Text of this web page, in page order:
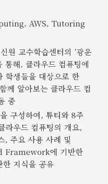
AWS, Tutoring
원 교수학습센터의 ‘광운
통해, 클라우드 컴퓨팅에
학생들을 대상으로 한
께 알아보는 클라우드 컴
중
구성하여, 튜티와 8주
라우드 컴퓨팅의 개요,
, 주요 사용 사례 및
에 기반한
한 지식을 공유